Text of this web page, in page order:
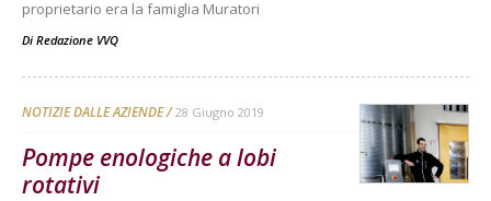
proprietario era la famiglia Muratori
Di Redazione VVQ
NOTIZIE DALLE AZIENDE 28 Giugno 2019
Pompe enologiche a lobi
rotativi